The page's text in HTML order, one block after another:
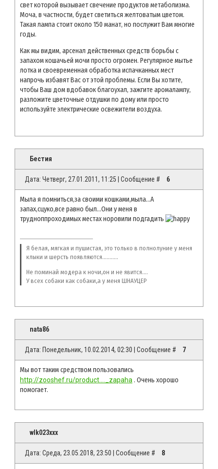
свет которой вызывает свечение продуктов метаболизма.
Моча, в частности, будет светиться желтоватым цветом.
Такая лампа стоит около 150 манат, но послужит Вам многие
годы.
Как мы видим, арсенал действенных средств борьбы с
запахом кошачьей мочи просто огромен. Регулярное мытье
лотка и своевременная обработка испачканных мест
напрочь избавят Вас от этой проблемы. Если Вы хотите,
чтобы Ваш дом вдобавок благоухал, зажгите аромалампу,
разложите цветочные отдушки по дому или просто
используйте электрические освежители воздуха.
Бестия
Дата: Четверг, 27.01.2011, 11:25 | Сообщение # 6
Мыла я помниться,за своими кошками,мыла...А
запах,сцуко,все равно был...Они у меня в
трудноппроходимых местах норовили подгадить
Я белая, мягкая и пушистая, это только в полнолуние у меня
клыки и шерсть появляются...........
Не поминай модера к ночи,он и не явится....
У всех собаки как собаки,а у меня ШНАУЦЕР
nata86
Дата: Понедельник, 10.02.2014, 02:30 | Сообщение # 7
Мы вот таким средством пользовались
http://zooshef.ru/product...._zapaha . Очень хорошо
помогает.
wlk023xxx
Дата: Среда, 23.05.2018, 23:50 | Сообщение # 8